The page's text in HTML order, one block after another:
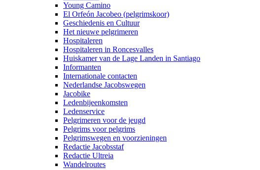
Young Camino
El Orfeón Jacobeo (pelgrimskoor)
Geschiedenis en Cultuur
Het nieuwe pelgrimeren
Hospitaleren
Hospitaleren in Roncesvalles
Huiskamer van de Lage Landen in Santiago
Informanten
Internationale contacten
Nederlandse Jacobswegen
Jacobike
Ledenbijeenkomsten
Ledenservice
Pelgrimeren voor de jeugd
Pelgrims voor pelgrims
Pelgrimswegen en voorzieningen
Redactie Jacobsstaf
Redactie Ultreia
Wandelroutes